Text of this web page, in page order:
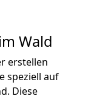
Wald
erstellen
speziell auf
Diese